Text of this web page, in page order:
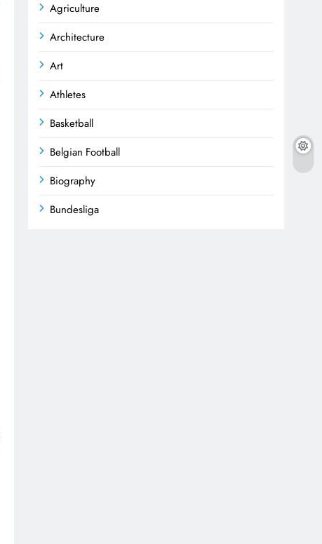
Agriculture
Architecture
Art
Athletes
Basketball
Belgian Football
Biography
Bundesliga